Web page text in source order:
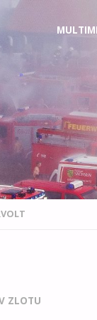
do
ZLOTU